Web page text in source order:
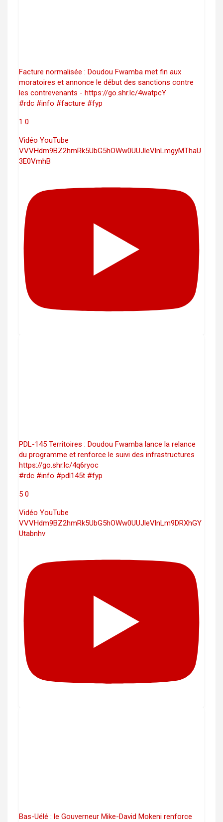
Facture normalisée : Doudou Fwamba met fin aux
moratoires et annonce le début des sanctions contre
les contrevenants - https://go.shr.lc/4watpcY
#rdc #info #facture #fyp
1 0
Vidéo YouTube
VVVHdm9BZ2hmRk5UbG5hOWw0UUJleVlnLmgyMThaU
3E0VmhB
PDL-145 Territoires : Doudou Fwamba lance la relance
du programme et renforce le suivi des infrastructures
https://go.shr.lc/4q6ryoc
#rdc #info #pdl145t #fyp
5 0
Vidéo YouTube
VVVHdm9BZ2hmRk5UbG5hOWw0UUJleVlnLm9DRXhGY
Utabnhv
Bas-Uélé : le Gouverneur Mike-David Mokeni renforce